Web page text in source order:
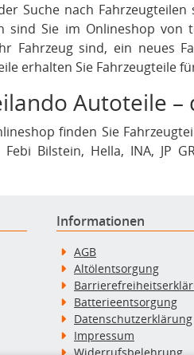
Suche nach
sind Sie im Onlineshop
Fahrzeug sind, ein neues
erhalten Sie Fahrzeugteile
Autoteile –
finden Sie
Febi Bilstein, Hella, INA, JP
Informationen
AGB
Altölentsorgung
Batterieentsorgung
Datenschutzerklärung
Impressum